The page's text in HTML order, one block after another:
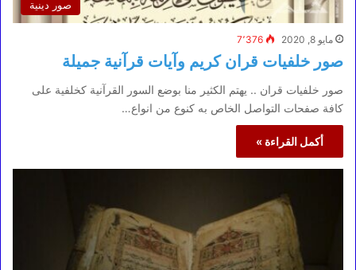
صور دينية
مايو 8, 2020 7٬376
صور خلفيات قران كريم وآيات قرآنية جميلة
صور خلفيات قران .. يهتم الكثير منا بوضع السور القرآنية كخلفية على
كافة صفحات التواصل الخاص به كنوع من انواع…
أكمل القراءة »